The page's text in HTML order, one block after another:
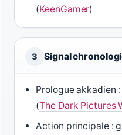
(KeenGamer)
3 Signal
Prologue akkadien :
(The Dark Pictures
Action principale :